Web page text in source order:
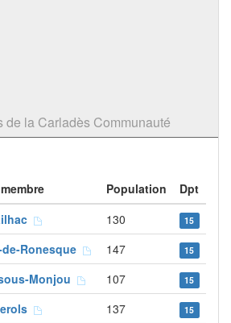
de la Carladès Communauté
Population
Dpt
130 15
Ronesque 147 15
Monjou 107 15
137 15